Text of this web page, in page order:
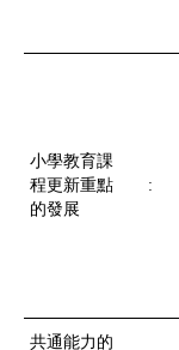
小學教育課
程更新重點
的發展
:
共通能力的